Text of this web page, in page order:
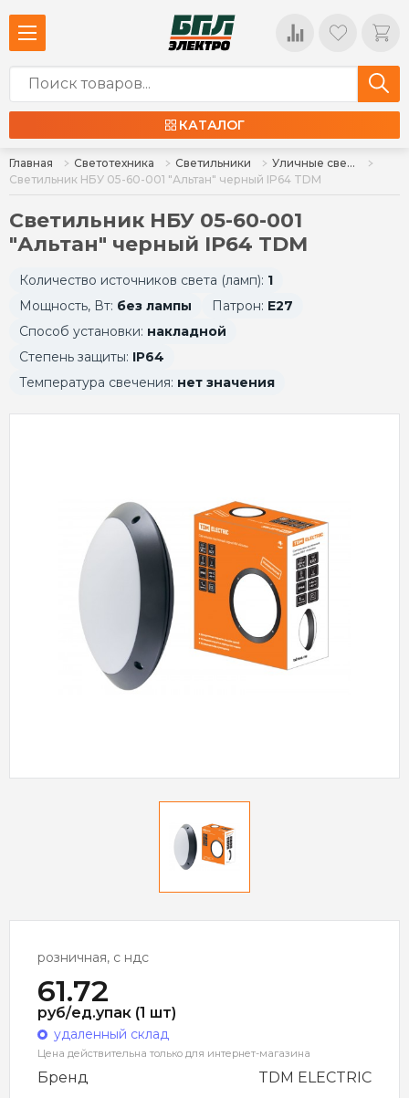
КАТАЛОГ
Главная Светотехника Светильники
Уличные светильники
Светильник НБУ 05-60-001 "Альтан" черный IP64 TDM
Светильник НБУ 05-60-001
"Альтан" черный IP64 TDM
Количество источников света (ламп): 1
Мощность, Вт: без лампы Патрон: E27
Способ установки: накладной
Степень защиты: IP64
Температура свечения: нет значения
розничная, с ндс
61.72
руб/ед.упак (1 шт)
удаленный склад
Цена действительна только для интернет-магазина
Бренд
TDM ELECTRIC